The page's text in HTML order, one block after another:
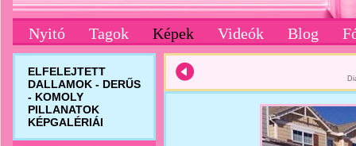
Nyitó Tagok Képek Videók Blog
ELFELEJTETT
DALLAMOK - DERŰS
- KOMOLY
PILLANATOK
KÉPGALÉRIÁI